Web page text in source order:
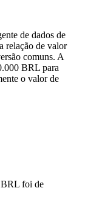
de dados de
relação de valor
comuns. A
BRL para
o valor de
foi de